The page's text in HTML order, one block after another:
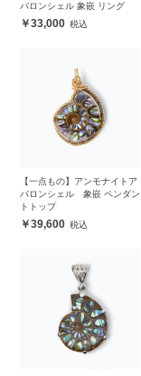
バロンシェル 象嵌 リング
33,000
【一点もの】アンモナイトア
バロンシェル 象嵌 ペンダン
トトップ
39,600